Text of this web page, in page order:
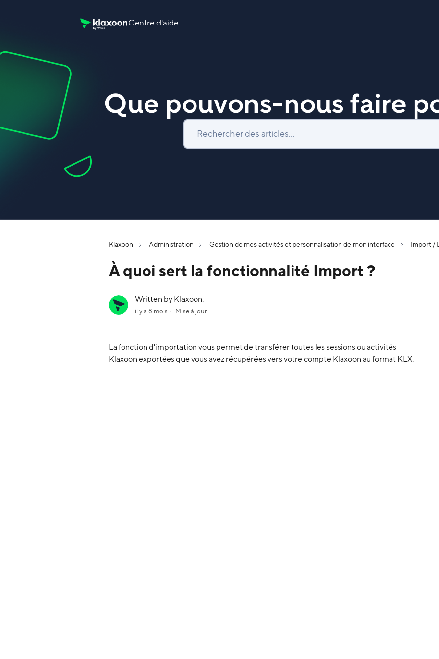
Centre d'aide
Que pouvons-nous faire
Klaxoon Administration Gestion de mes activités et personnalisation de mon interface Import /
À quoi sert la fonctionnalité Import ?
Written by Klaxoon.
il y a 8 mois Mise à jour
La fonction d'importation vous permet de transférer toutes les sessions ou activités
Klaxoon exportées que vous avez récupérées vers votre compte Klaxoon au format KLX.